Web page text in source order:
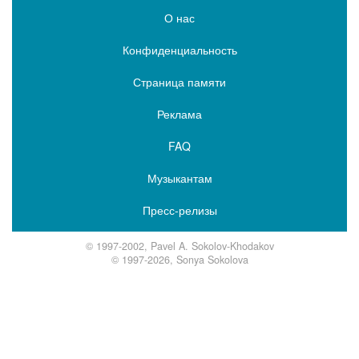
О нас
Конфиденциальность
Страница памяти
Реклама
FAQ
Музыкантам
Пресс-релизы
© 1997-2002, Pavel A. Sokolov-Khodakov
© 1997-2026, Sonya Sokolova